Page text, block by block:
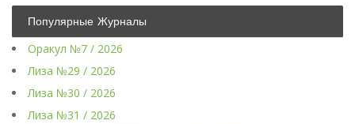
Популярные Журналы
Оракул №7 / 2026
Лиза №29 / 2026
Лиза №30 / 2026
Лиза №31 / 2026